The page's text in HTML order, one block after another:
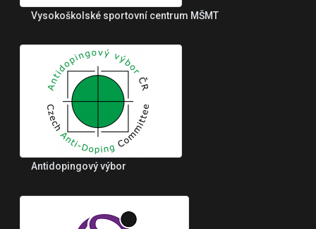
Vysokoškolské sportovní centrum MŠMT
Antidopingový výbor